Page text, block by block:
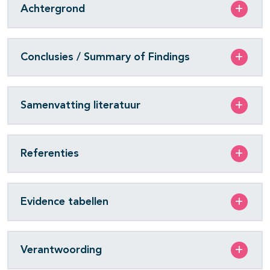
Achtergrond
Conclusies / Summary of Findings
Samenvatting literatuur
Referenties
Evidence tabellen
Verantwoording